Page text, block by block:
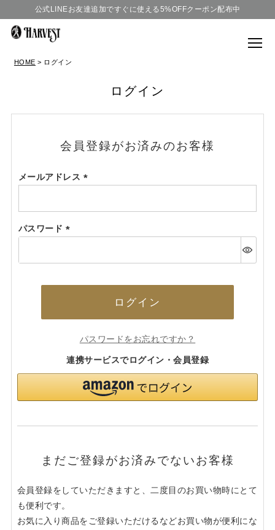
公式LINEお友達追加ですぐに使える5%OFFクーポン配布中
HOME ログイン
ログイン
会員登録がお済みのお客様
メールアドレス
須)
パスワード
須)
ログイン
パスワードをお忘れですか？
連携サービスでログイン・会員登録
まだご登録がお済みでないお客様
会員登録をしていただきますと、二度目のお買い物時にとて
も便利です。
お気に入り商品をご登録いただけるなどお買い物が便利にな